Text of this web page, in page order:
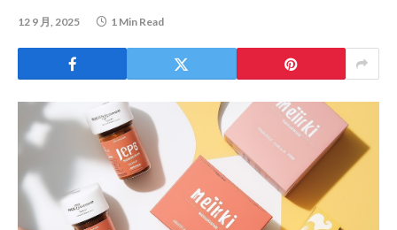
12 9 月, 2025 1 Min Read